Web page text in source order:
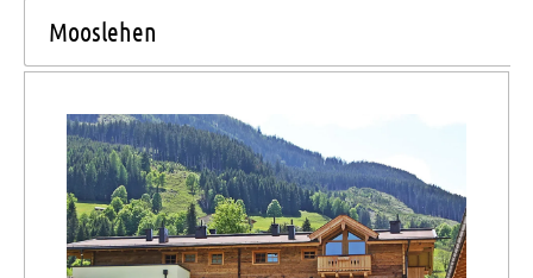
Mooslehen